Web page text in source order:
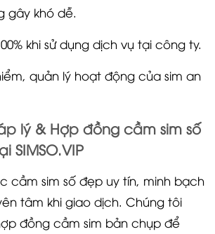
gây khó dễ.
khi sử dụng dịch vụ tại công ty.
quản lý hoạt động của sim an
lý & Hợp đồng cầm sim số
SIMSO.VIP
cầm sim số đẹp uy tín, minh bạch
tâm khi giao dịch. Chúng tôi
đồng cầm sim bản chụp để